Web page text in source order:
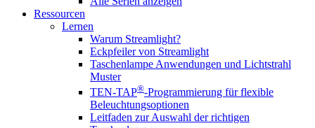
Ressourcen
Lernen
Warum Streamlight?
Eckpfeiler von Streamlight
Taschenlampe Anwendungen und Lichtstrahl
Muster
TEN-TAP®-Programmierung für flexible
Beleuchtungsoptionen
Leitfaden zur Auswahl der richtigen